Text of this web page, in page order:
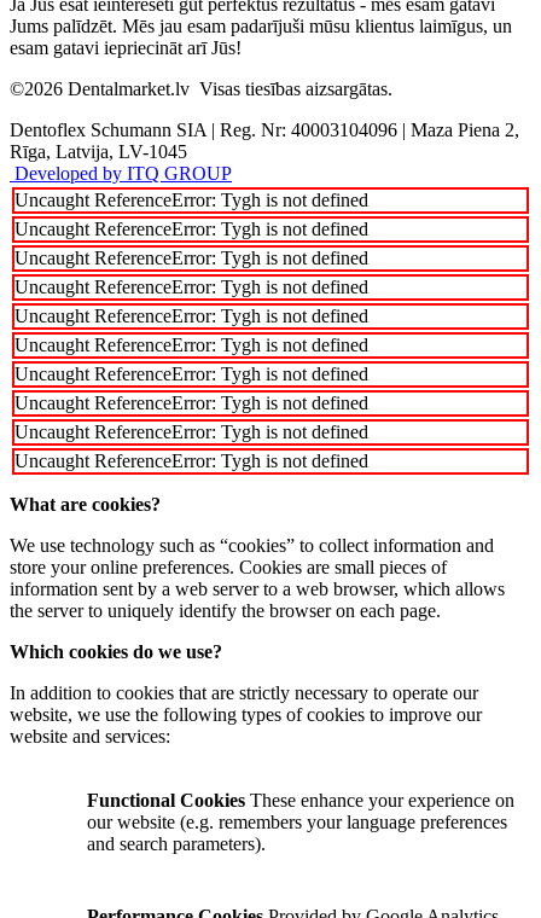
Ja Jūs esat ieinteresēti gūt perfektus rezultātus - mēs esam gatavi
Jums palīdzēt. Mēs jau esam padarījuši mūsu klientus laimīgus, un
esam gatavi iepriecināt arī Jūs!
©2026 Dentalmarket.lv Visas tiesības aizsargātas.
Dentoflex Schumann SIA | Reg. Nr: 40003104096 | Maza Piena 2,
Rīga, Latvija, LV-1045
Developed by ITQ GROUP
Uncaught ReferenceError: Tygh is not defined
Uncaught ReferenceError: Tygh is not defined
Uncaught ReferenceError: Tygh is not defined
Uncaught ReferenceError: Tygh is not defined
Uncaught ReferenceError: Tygh is not defined
Uncaught ReferenceError: Tygh is not defined
Uncaught ReferenceError: Tygh is not defined
Uncaught ReferenceError: Tygh is not defined
Uncaught ReferenceError: Tygh is not defined
Uncaught ReferenceError: Tygh is not defined
What are cookies?
We use technology such as “cookies” to collect information and
store your online preferences. Cookies are small pieces of
information sent by a web server to a web browser, which allows
the server to uniquely identify the browser on each page.
Which cookies do we use?
In addition to cookies that are strictly necessary to operate our
website, we use the following types of cookies to improve our
website and services:
Functional Cookies These enhance your experience on
our website (e.g. remembers your language preferences
and search parameters).